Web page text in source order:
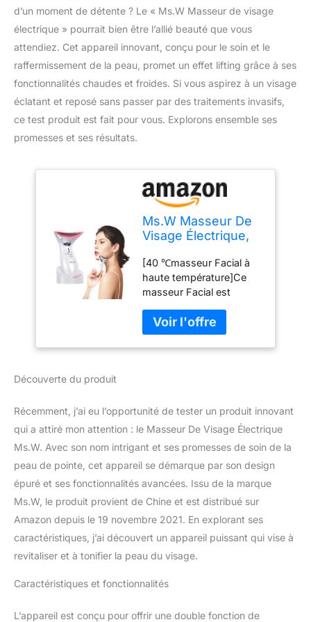
d’un moment de détente ? Le « Ms.W Masseur de visage
électrique » pourrait bien être l’allié beauté que vous
attendiez. Cet appareil innovant, conçu pour le soin et le
raffermissement de la peau, promet un effet lifting grâce à ses
fonctionnalités chaudes et froides. Si vous aspirez à un visage
éclatant et reposé sans passer par des traitements invasifs,
ce test produit est fait pour vous. Explorons ensemble ses
promesses et ses résultats.
Ms.W Masseur De
Visage Électrique,
La Peau De
Machine De
Serrage De Peau
De Masseur De
Levage Facial
Chaud Et Frais,
Appareil De Beauté
[40 ℃masseur Facial à
haute température]Ce
masseur Facial est
activer la peau,ce qui
favorise l'absorption des
produits de soins de la
revigorer la couleur de la
peau,activer rapidement
les cellules,augmenter
l'élasticité de la
peau.Augmente le
métabolisme
cellulaire,accélère la
restaure la peau.
[Fonction de
refroidissement
refroidissement 6 - 10 ℃
température ambiante,
Découverte du produit
Récemment, j’ai eu l’opportunité de tester un produit innovant
qui a attiré mon attention : le Masseur De Visage Électrique
Ms.W. Avec son nom intrigant et ses promesses de soin de la
peau de pointe, cet appareil se démarque par son design
épuré et ses fonctionnalités avancées. Issu de la marque
Ms.W, le produit provient de Chine et est distribué sur
Amazon depuis le 19 novembre 2021. En explorant ses
caractéristiques, j’ai découvert un appareil puissant qui vise à
revitaliser et à tonifier la peau du visage.
Caractéristiques et fonctionnalités
L’appareil est conçu pour offrir une double fonction de